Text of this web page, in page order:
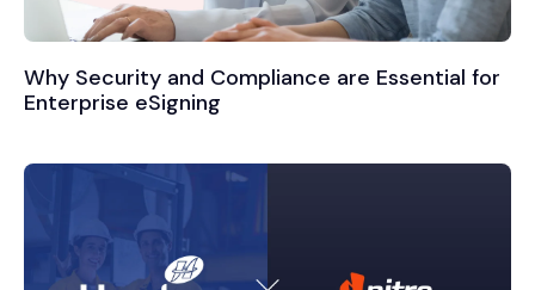
Why Security and Compliance are Essential for
Enterprise eSigning